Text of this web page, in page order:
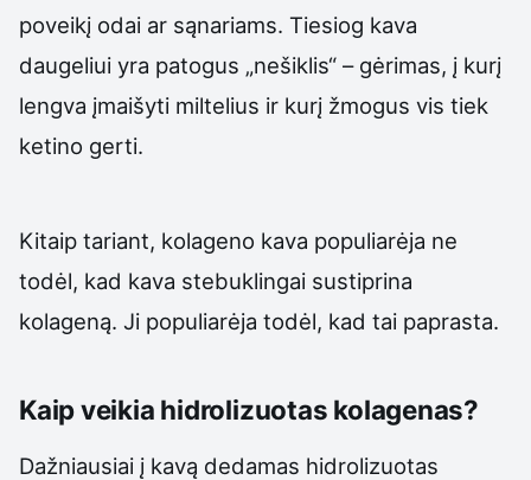
poveikį odai ar sąnariams. Tiesiog kava
daugeliui yra patogus „nešiklis“ – gėrimas, į kurį
lengva įmaišyti miltelius ir kurį žmogus vis tiek
ketino gerti.
Kitaip tariant, kolageno kava populiarėja ne
todėl, kad kava stebuklingai sustiprina
kolageną. Ji populiarėja todėl, kad tai paprasta.
Kaip veikia hidrolizuotas kolagenas?
Dažniausiai į kavą dedamas hidrolizuotas